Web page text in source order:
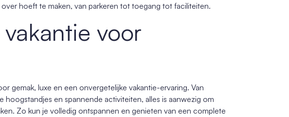
hoeft te maken, van parkeren tot toegang tot faciliteiten.
voor
gemak, luxe en een onvergetelijke vakantie-ervaring. Van
en spannende activiteiten, alles is aanwezig om
Zo kun je volledig ontspannen en genieten van een complete